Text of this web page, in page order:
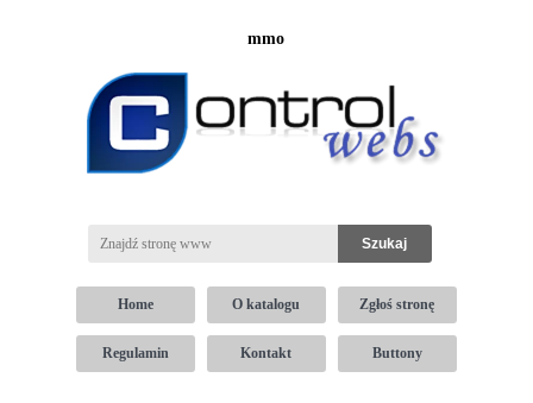
mmo
Home O katalogu Zgłoś stronę
Regulamin Kontakt Buttony